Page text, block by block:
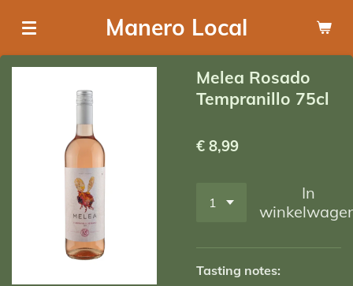
direct
naar
hoofdinhoud
Manero Local
Melea Rosado
Tempranillo 75cl
€ 8,99
In
Tasting notes: